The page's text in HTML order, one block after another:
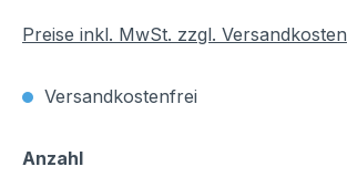
Preise inkl. MwSt. zzgl. Versandkosten
Versandkostenfrei
Anzahlauswählen